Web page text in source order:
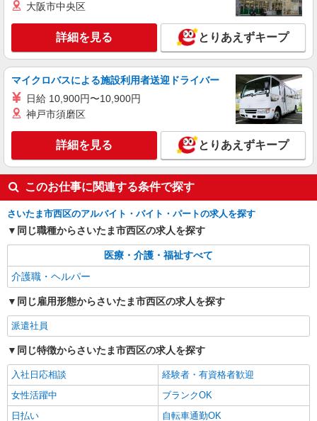
職業紹介
株式会社kotrio /●SW-S-2021820
≪運転好きの方歓迎≫未経験でも活躍できる！
デイサービスSTAFF
時給1550円〜2312円 ＜交通費全支給(ガソリ
ン代含む)＞
キープ 詳細を見る
株式会社トラストグロース 新宿本社 第3営業部
有料老人ホームでの介護士
時給：初任者研修1350円〜/実務者研修1400
埼玉県さいたま市西区
キープ 詳細を見る
大阪市中央区
詳細を見る とりあえずキープ
マイクロバスによる施設利用者送迎ドライバー
日給 10,900円〜10,900円
神戸市須磨区
詳細を見る とりあえずキープ
このお仕事に関連する条件で探す
さいたま市西区のアルバイト・バイト・パートの求人を探す
同じ職種からさいたま市西区の求人を探す
医療・介護・福祉すべて
介護職・ヘルパー
同じ雇用形態からさいたま市西区の求人を探す
派遣社員
同じ特徴からさいたま市西区の求人を探す
入社日応相談
経験者・有資格者歓迎
女性活躍中
ブランクOK
日払い
自転車通勤OK